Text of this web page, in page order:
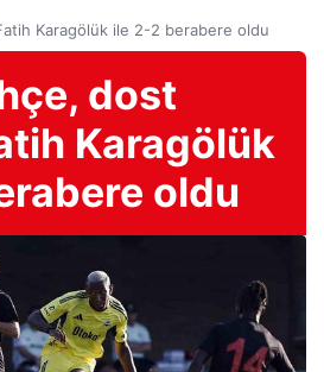
Karagölük ile 2-2 berabere oldu
dost
Karagölük
oldu